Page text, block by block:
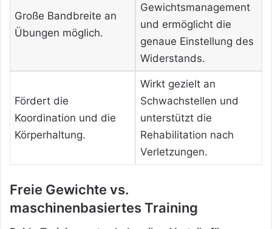
Große Bandbreite an
Übungen möglich.
Gewichtsmanagement
und ermöglicht die
genaue Einstellung des
Widerstands.
Fördert die
Koordination und die
Körperhaltung.
Wirkt gezielt an
Schwachstellen und
unterstützt die
Rehabilitation nach
Verletzungen.
Freie Gewichte vs.
maschinenbasiertes Training